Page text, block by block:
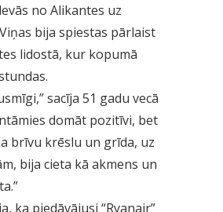
no Alikantes uz
bija spiestas pārlaist
lidostā, kur kopumā
sacīja 51 gadu vecā
domāt pozitīvi, bet
brīvu krēslu un grīda, uz
bija cieta kā akmens un
ka piedāvājusi “Ryanair”